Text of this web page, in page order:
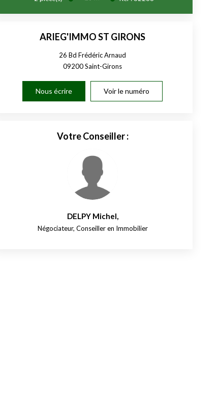
ARIEG'IMMO ST GIRONS
26 Bd Frédéric Arnaud
09200Saint-Girons
Nous écrire Voir le numéro
Votre Conseiller :
DELPY Michel,
Négociateur, Conseiller en Immobilier